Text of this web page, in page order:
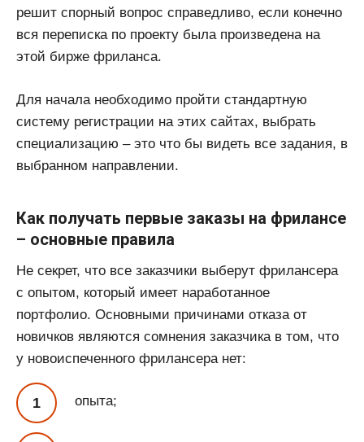
решит спорный вопрос справедливо, если конечно
вся переписка по проекту была произведена на
этой бирже фриланса.
Для начала необходимо пройти стандартную
систему регистрации на этих сайтах, выбрать
специализацию – это что бы видеть все задания, в
выбранном направлении.
Как получать первые заказы на фрилансе
– основные правила
Не секрет, что все заказчики выберут фрилансера
с опытом, который имеет наработанное
портфолио. Основными причинами отказа от
новичков являются сомнения заказчика в том, что
у новоиспеченного фрилансера нет:
опыта;